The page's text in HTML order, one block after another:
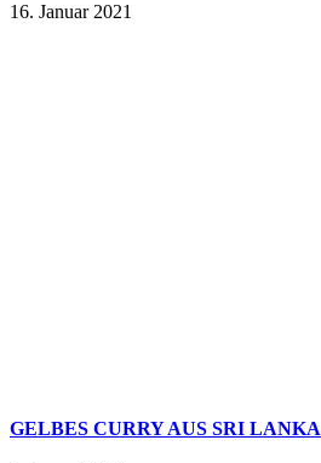
16. Januar 2021
GELBES CURRY AUS SRI LANKA